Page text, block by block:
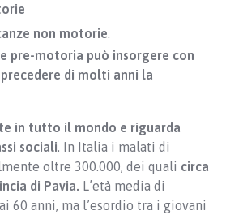
non motorie.
pre-motoria può insorgere con
di molti anni la
in tutto il mondo e riguarda
sociali. In Italia i malati di
oltre 300.000, dei quali circa
di Pavia. L’età media di
60 anni, ma l’esordio tra i giovani